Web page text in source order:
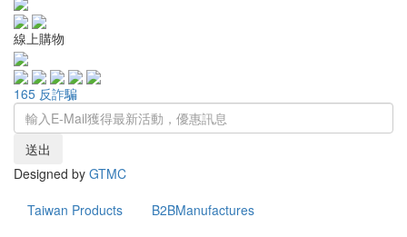
線上購物
165 反詐騙
送出
Designed by GTMC
Taiwan Products
B2BManufactures